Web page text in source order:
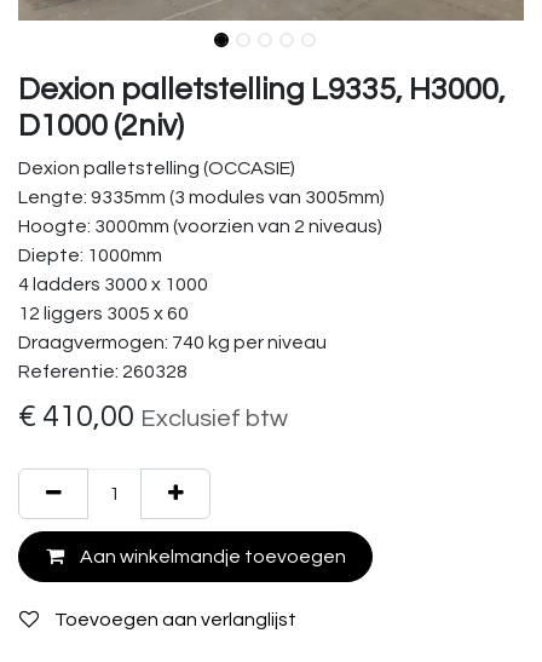
Dexion palletstelling L9335, H3000,
D1000 (2niv)
Dexion palletstelling (OCCASIE)
Lengte: 9335mm (3 modules van 3005mm)
Hoogte: 3000mm (voorzien van 2 niveaus)
Diepte: 1000mm
4 ladders 3000 x 1000
12 liggers 3005 x 60
Draagvermogen: 740 kg per niveau
Referentie: 260328
€ 410,00 Exclusief btw
Aan winkelmandje toevoegen
Toevoegen aan verlanglijst